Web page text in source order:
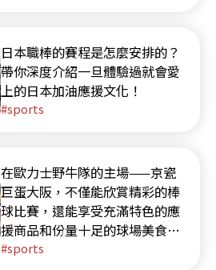
日本職棒的賽程是怎麼安排的？
帶你深度介紹一旦體驗過就會愛
上的日本加油應援文化！
sports
在歐力士野牛隊的主場——京瓷
巨蛋大阪，不僅能欣賞精彩的棒
球比賽，還能享受充滿特色的應
援商品和份量十足的球場美食。
非常適合在關西旅遊時，一併體
sports